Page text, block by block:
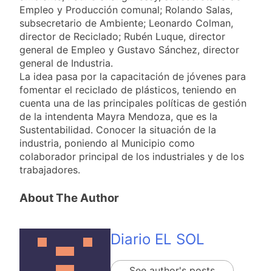
borde de los 450
puntos
calificó a los
responsables como
«delincuentes
anarquistas»
1 Día Atrás
Día Internacional de
la Cerveza: los tres
secretos para
servirla
1 Día Atrás
El frío polar se
Aires: mejora el
tiempo y llegan las
temperaturas más
bajas de la semana
1 Día Atrás
Día de San Cayetano:
por qué se celebra
cada 7 de agosto y
qué representa para
los argentinos
1 Día Atrás
El Senado aprobó la
ley de propiedad
privada, pero el
1 Día Atrás
detenidos y
enfrentamientos
suspender el juicio
2 Días Atrás
Florencio Varela
Empleo y Producción comunal; Rolando Salas,
subsecretario de Ambiente; Leonardo Colman,
director de Reciclado; Rubén Luque, director
general de Empleo y Gustavo Sánchez, director
general de Industria.
La idea pasa por la capacitación de jóvenes para
fomentar el reciclado de plásticos, teniendo en
cuenta una de las principales políticas de gestión
de la intendenta Mayra Mendoza, que es la
Sustentabilidad. Conocer la situación de la
industria, poniendo al Municipio como
colaborador principal de los industriales y de los
trabajadores.
About The Author
Diario EL SOL